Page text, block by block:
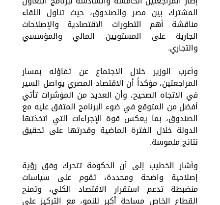
المشترك بين مصر والصندوق، حيث تناول اللقاء
مناقشة أهم التطورات الاقتصادية والإصلاحات
الجارية على المستويين المالي والمؤسسي
والتجاري.
وأعرب الوزير خلال الاجتماع عن تفاؤله بمسار
المراجعتين، مؤكداً أن الاقتصاد المصري يواصل السير
في الاتجاه الصحيح، وأن العديد من المؤشرات تأتي
أفضل من المتوقع في ضوء البرنامج المتفق عليه مع
الصندوق، بما يعكس قوة الإجراءات التي اتخذتها
الدولة خلال الفترة الماضية وقدرتها على تحقيق
نتائج ملموسة.
وأشار الخطيب إلى أن الحكومة تتحرك وفق رؤية
إصلاحية واضحة ومحددة، تقوم على سياسات
منضبطة تدعم استقرار الاقتصاد الكلي، وتمنح
القطاع الخاص مساحة أكبر للنمو، مع التركيز على